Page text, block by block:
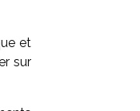
et
sur